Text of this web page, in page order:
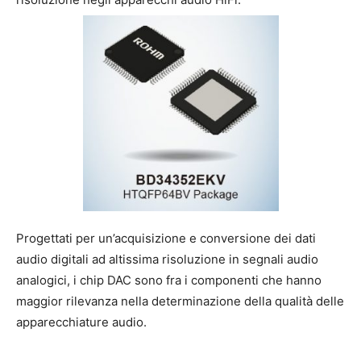
Progettati per un’acquisizione e conversione dei dati
audio digitali ad altissima risoluzione in segnali audio
analogici, i chip DAC sono fra i componenti che hanno
maggior rilevanza nella determinazione della qualità delle
apparecchiature audio.